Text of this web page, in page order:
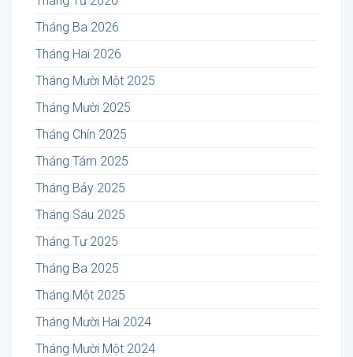
Tháng Ba 2026
Tháng Hai 2026
Tháng Mười Một 2025
Tháng Mười 2025
Tháng Chín 2025
Tháng Tám 2025
Tháng Bảy 2025
Tháng Sáu 2025
Tháng Tư 2025
Tháng Ba 2025
Tháng Một 2025
Tháng Mười Hai 2024
Tháng Mười Một 2024